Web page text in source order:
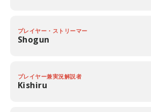
プレイヤー・ストリーマー
Shogun
プレイヤー兼実況解説者
Kishiru